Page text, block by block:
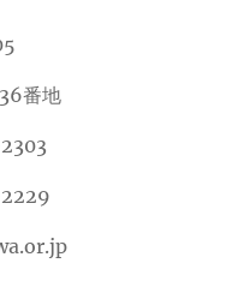
番地